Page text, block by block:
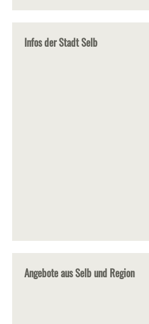
Infos der Stadt Selb
Angebote aus Selb und Region